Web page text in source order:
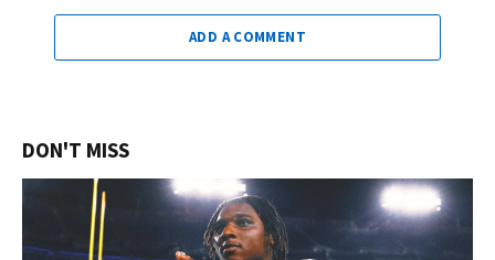
ADD A COMMENT
DON'T MISS